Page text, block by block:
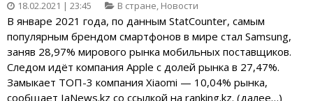
18.02.2021 | 23:45 В стране, Новости
В январе 2021 года, по данным StatCounter, самым
популярным брендом смартфонов в мире стал Samsung,
заняв 28,97% мирового рынка мобильных поставщиков.
Следом идёт компания Apple с долей рынка в 27,47%.
Замыкает ТОП-3 компания Xiaomi — 10,04% рынка,
сообщает IaNews.kz со ссылкой на ranking.kz. (далее…)